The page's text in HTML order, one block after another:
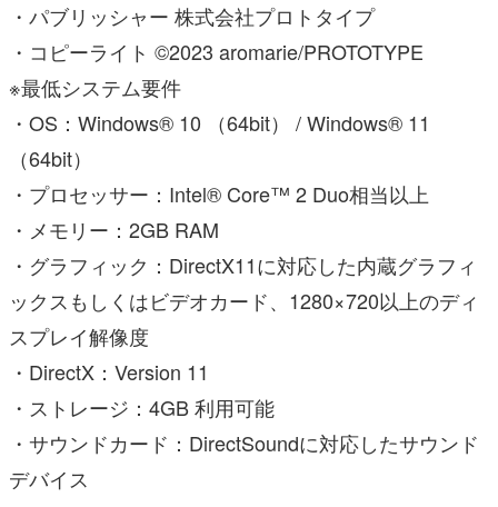
・パブリッシャー 株式会社プロトタイプ
・コピーライト ©2023 aromarie/PROTOTYPE
※最低システム要件
・OS：Windows® 10 （64bit） / Windows® 11
（64bit）
・プロセッサー：Intel® Core™ 2 Duo相当以上
・メモリー：2GB RAM
・グラフィック：DirectX11に対応した内蔵グラフィ
ックスもしくはビデオカード、1280×720以上のディ
スプレイ解像度
・DirectX：Version 11
・ストレージ：4GB 利用可能
・サウンドカード：DirectSoundに対応したサウンド
デバイス